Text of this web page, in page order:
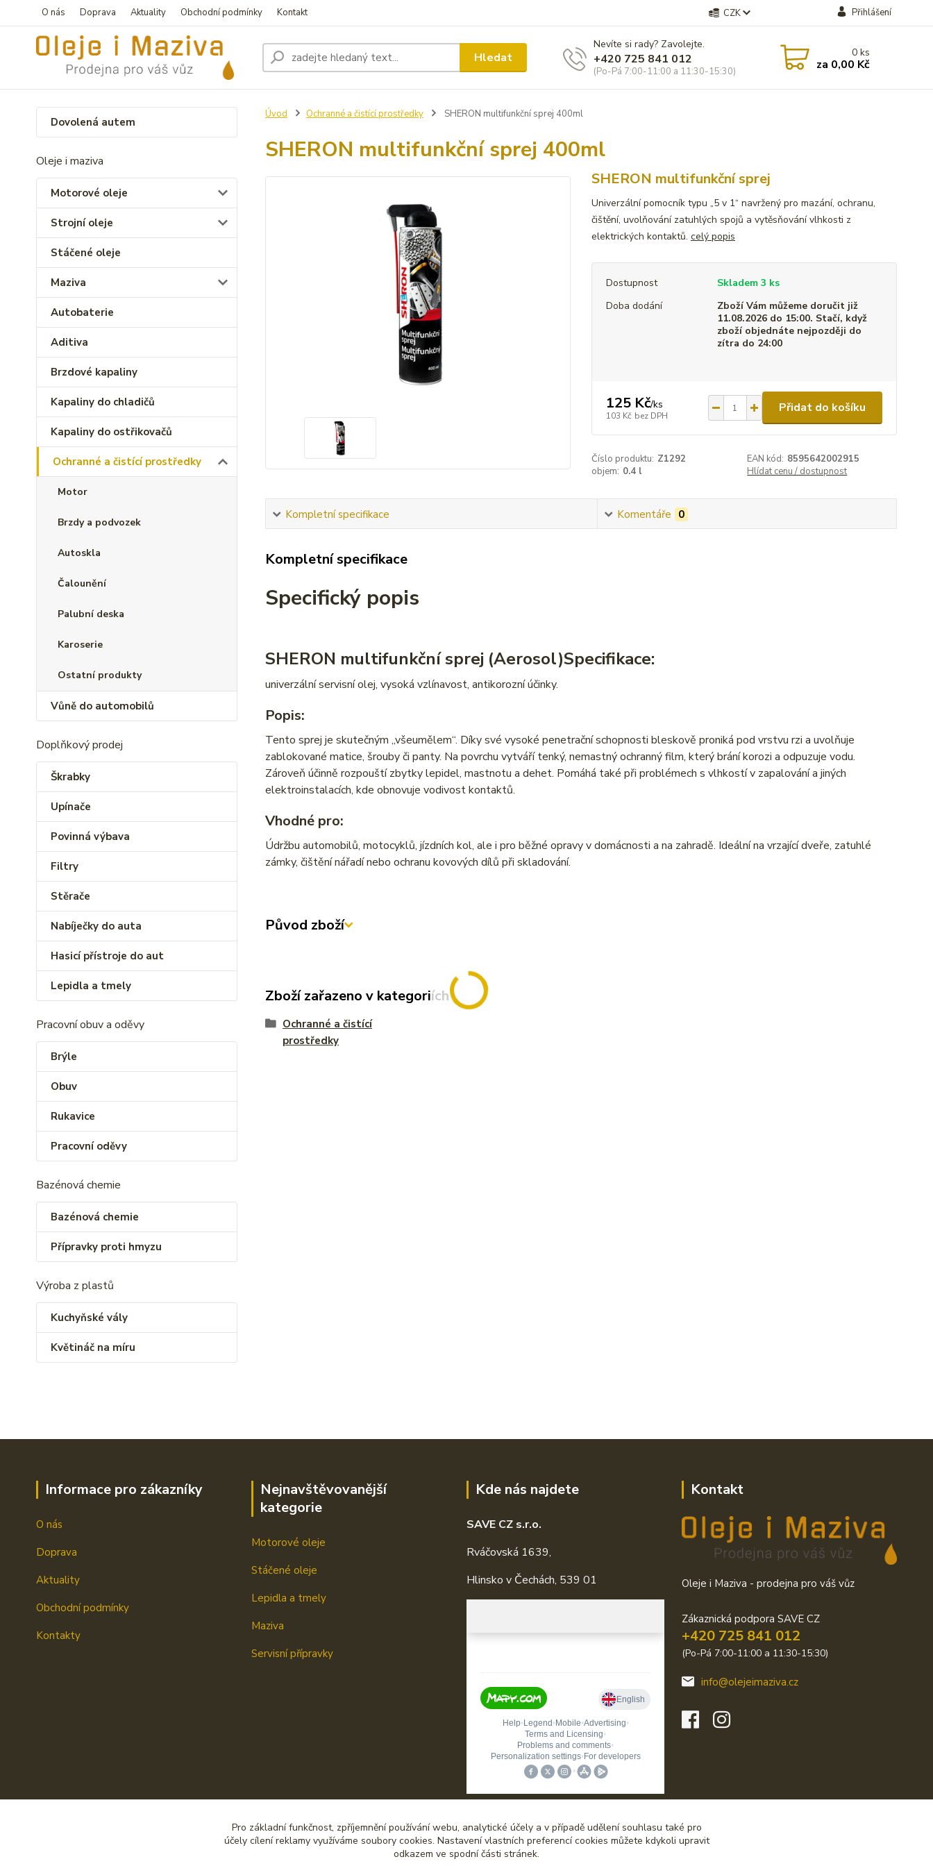
O nás Doprava Aktuality Obchodní podmínky Kontakt CZK Přihlášení
Hledat
Nevíte si rady? Zavolejte.
+420 725 841 012
(Po-Pá 7:00-11:00 a 11:30-15:30)
0ks
za 0,00 Kč
Dovolená autem
Oleje i maziva
Motorové oleje
Strojní oleje
Stáčené oleje
Maziva
Autobaterie
Aditiva
Brzdové kapaliny
Kapaliny do chladičů
Kapaliny do ostřikovačů
Ochranné a čistící prostředky
Motor
Brzdy a podvozek
Autoskla
Čalounění
Palubní deska
Karoserie
Ostatní produkty
Vůně do automobilů
Doplňkový prodej
Škrabky
Upínače
Povinná výbava
Filtry
Stěrače
Nabíječky do auta
Hasicí přístroje do aut
Lepidla a tmely
Pracovní obuv a oděvy
Brýle
Obuv
Rukavice
Pracovní oděvy
Bazénová chemie
Bazénová chemie
Přípravky proti hmyzu
Výroba z plastů
Kuchyňské vály
Květináč na míru
Úvod Ochranné a čistící prostředky SHERON multifunkční sprej 400ml
SHERON multifunkční sprej 400ml
SHERON multifunkční sprej
Univerzální pomocník typu „5 v 1“ navržený pro mazání, ochranu,
čištění, uvolňování zatuhlých spojů a vytěsňování vlhkosti z
elektrických kontaktů. celý popis
Dostupnost
Skladem 3 ks
Doba dodání
Zboží Vám můžeme doručit již
11.08.2026 do 15:00. Stačí, když
zboží objednáte nejpozději do
zítra do 24:00
125 Kč/ks
103 Kč bez DPH
Přidat do košíku
Číslo produktu: Z1292 EAN kód: 8595642002915
objem: 0.4 l Hlídat cenu / dostupnost
Kompletní specifikace Komentáře 0
Kompletní specifikace
Specifický popis
SHERON multifunkční sprej (Aerosol)Specifikace:
univerzální servisní olej, vysoká vzlínavost, antikorozní účinky.
Popis:
Tento sprej je skutečným „všeumělem“. Díky své vysoké penetrační schopnosti bleskově proniká pod vrstvu rzi a uvolňuje
zablokované matice, šrouby či panty. Na povrchu vytváří tenký, nemastný ochranný film, který brání korozi a odpuzuje vodu.
Zároveň účinně rozpouští zbytky lepidel, mastnotu a dehet. Pomáhá také při problémech s vlhkostí v zapalování a jiných
elektroinstalacích, kde obnovuje vodivost kontaktů.
Vhodné pro:
Údržbu automobilů, motocyklů, jízdních kol, ale i pro běžné opravy v domácnosti a na zahradě. Ideální na vrzající dveře, zatuhlé
zámky, čištění nářadí nebo ochranu kovových dílů při skladování.
Původ zboží
Zboží zařazeno v kategoriích
Ochranné a čistící
prostředky
Informace pro zákazníky
O nás
Doprava
Aktuality
Obchodní podmínky
Kontakty
Nejnavštěvovanější
kategorie
Motorové oleje
Stáčené oleje
Lepidla a tmely
Maziva
Servisní přípravky
Kde nás najdete
SAVE CZ s.r.o.
Rváčovská 1639,
Hlinsko v Čechách, 539 01
Kontakt
Oleje i Maziva - prodejna pro váš vůz
Zákaznická podpora SAVE CZ
+420 725 841 012
(Po-Pá 7:00-11:00 a 11:30-15:30)
info@olejeimaziva.cz
Pro základní funkčnost, zpříjemnění používání webu, analytické účely a v případě udělení souhlasu také pro
účely cílení reklamy využíváme soubory cookies. Nastavení vlastních preferencí cookies můžete kdykoli upravit
odkazem ve spodní části stránek.